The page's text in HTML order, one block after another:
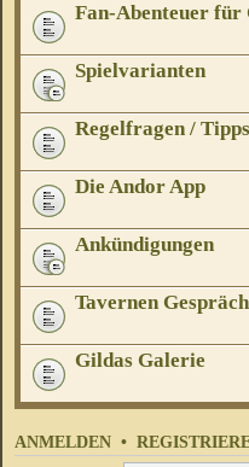
Fan-Abenteuer für
Spielvarianten
Regelfragen /
Die Andor App
Ankündigungen
Tavernen
Gildas Galerie
ANMELDEN •